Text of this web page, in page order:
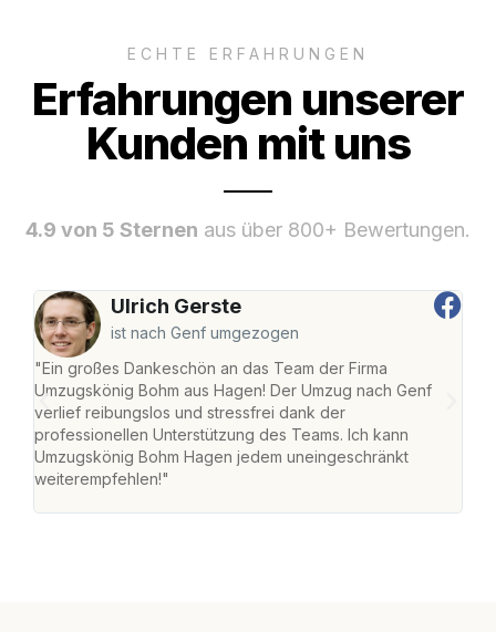
ECHTE ERFAHRUNGEN
Erfahrungen unserer
Kunden mit uns
4.9 von 5 Sternen aus über 800+ Bewertungen.
Ulrich Gerste
ist nach Genf umgezogen
"Ein großes Dankeschön an das Team der Firma
Umzugskönig Bohm aus Hagen! Der Umzug nach Genf
verlief reibungslos und stressfrei dank der
professionellen Unterstützung des Teams. Ich kann
Umzugskönig Bohm Hagen jedem uneingeschränkt
weiterempfehlen!"